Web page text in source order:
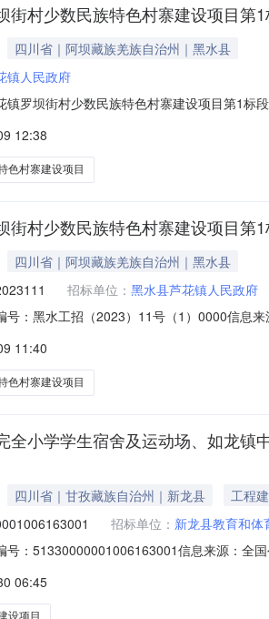
街村少数民族特色村寨建设项目第
四川省｜阿坝藏族羌族自治州｜黑水县
镇人民政府
镇罗坝街村少数民族特色村寨建设项目第1标
花镇人民政府招标人联系电话18783715550
12:38
色村寨建设项目
街村少数民族特色村寨建设项目第
四川省｜阿坝藏族羌族自治州｜黑水县
招标单位： 黑水县芦花镇人民政府
号：黑水工招（2023）11号（1）0000信息
坝州政府采购电子交易系统3.阿坝州国有产权
11:40
色村寨建设项目
全小学学生宿舍及运动场、如龙
四川省｜甘孜藏族自治州｜新龙县
工程
招标单位： 新龙县教育和体
号：51330000001006163001信息来源：全
学生宿舍及运动场、如龙镇中心小学学生食
城
06:45
设项目